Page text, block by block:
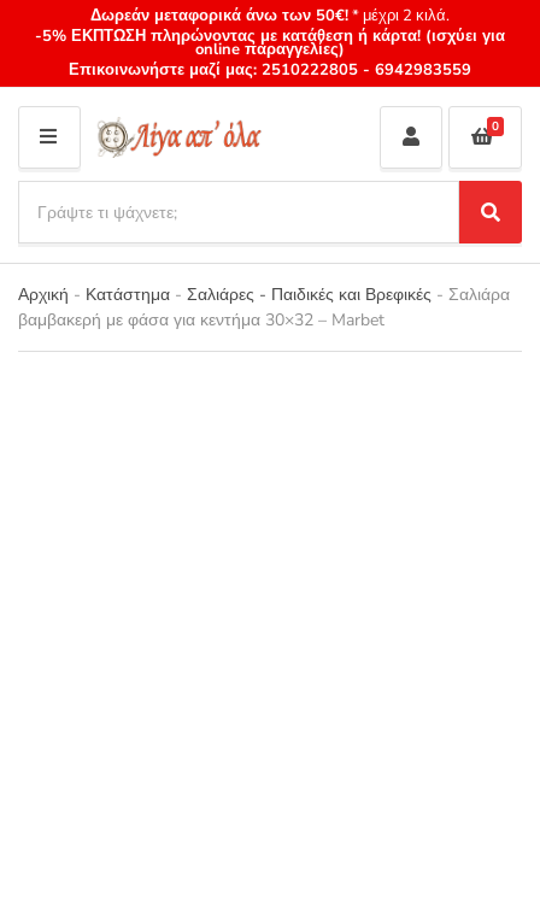
Δωρεάν μεταφορικά άνω των 50€!* μέχρι 2 κιλά.
-5% ΕΚΠΤΩΣΗ πληρώνοντας με κατάθεση ή κάρτα! (ισχύει για
online παραγγελίες)
Επικοινωνήστε μαζί μας: 2510222805 - 6942983559
M
E
N
U
Category
name
a
r
c
h
p
S
e
a
r
0
Αρχική - Κατάστημα - Σαλιάρες - Παιδικές και Βρεφικές - Σαλιάρα
βαμβακερή με φάσα για κεντήμα 30×32 – Marbet